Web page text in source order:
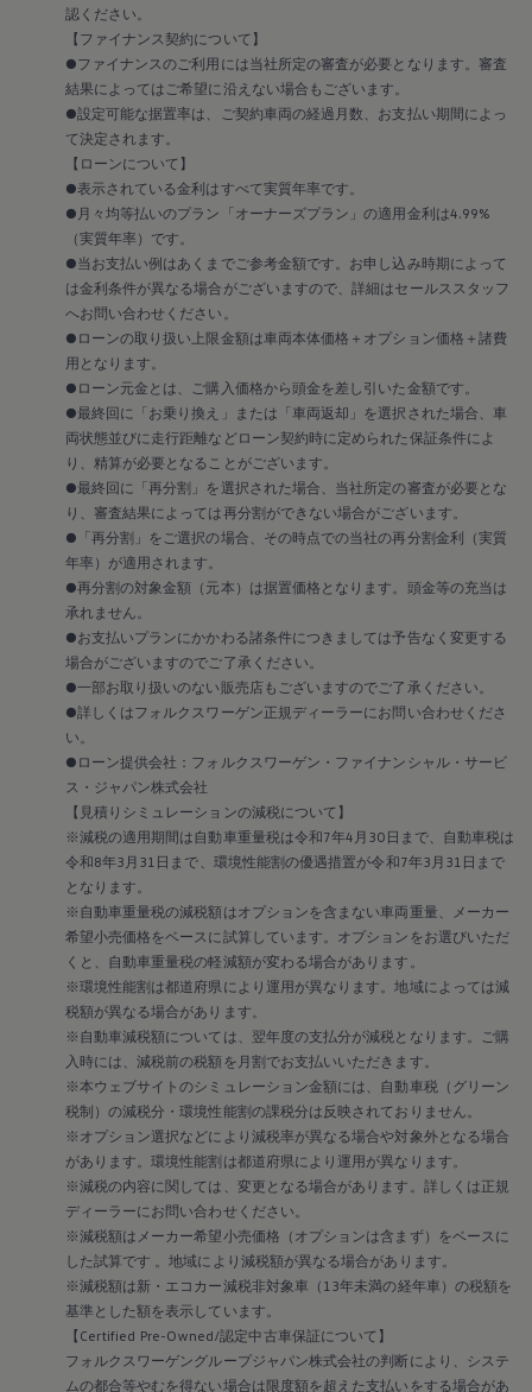
認ください。
【ファイナンス契約について】
●ファイナンスのご利用には当社所定の審査が必要となります。審査
結果によってはご希望に沿えない場合もございます。
●設定可能な据置率は、ご契約車両の経過月数、お支払い期間によっ
て決定されます。
【ローンについて】
●表示されている金利はすべて実質年率です。
●月々均等払いのプラン「オーナーズプラン」の適用金利は4.99%
（実質年率）です。
●当お支払い例はあくまでご参考金額です。お申し込み時期によって
は金利条件が異なる場合がございますので、詳細はセールススタッフ
へお問い合わせください。
●ローンの取り扱い上限金額は車両本体価格＋オプション価格＋諸費
用となります。
●ローン元金とは、ご購入価格から頭金を差し引いた金額です。
●最終回に「お乗り換え」または「車両返却」を選択された場合、車
両状態並びに走行距離などローン契約時に定められた保証条件によ
り、精算が必要となることがございます。
●最終回に「再分割」を選択された場合、当社所定の審査が必要とな
り、審査結果によっては再分割ができない場合がございます。
●「再分割」をご選択の場合、その時点での当社の再分割金利（実質
年率）が適用されます。
●再分割の対象金額（元本）は据置価格となります。頭金等の充当は
承れません。
●お支払いプランにかかわる諸条件につきましては予告なく変更する
場合がございますのでご了承ください。
●一部お取り扱いのない販売店もございますのでご了承ください。
●詳しくはフォルクスワーゲン正規ディーラーにお問い合わせくださ
い。
●ローン提供会社：フォルクスワーゲン・ファイナンシャル・サービ
ス・ジャパン株式会社
【見積りシミュレーションの減税について】
※減税の適用期間は自動車重量税は令和7年4月30日まで、自動車税は
令和8年3月31日まで、環境性能割の優遇措置が令和7年3月31日まで
となります。
※自動車重量税の減税額はオプションを含まない車両重量、メーカー
希望小売価格をベースに試算しています。オプションをお選びいただ
くと、自動車重量税の軽減額が変わる場合があります。
※環境性能割は都道府県により運用が異なります。地域によっては減
税額が異なる場合があります。
※自動車減税額については、翌年度の支払分が減税となります。ご購
入時には、減税前の税額を月割でお支払いいただきます。
※本ウェブサイトのシミュレーション金額には、自動車税（グリーン
税制）の減税分・環境性能割の課税分は反映されておりません。
※オプション選択などにより減税率が異なる場合や対象外となる場合
があります。環境性能割は都道府県により運用が異なります。
※減税の内容に関しては、変更となる場合があります。詳しくは正規
ディーラーにお問い合わせください。
※減税額はメーカー希望小売価格（オプションは含まず）をベースに
した試算です 。地域により減税額が異なる場合があります。
※減税額は新・エコカー減税非対象車（13年未満の経年車）の税額を
基準とした額を表示しています。
【Certified Pre-Owned/認定中古車保証について】
フォルクスワーゲングループジャパン株式会社の判断により、システ
ムの都合等やむを得ない場合は限度額を超えた支払いをする場合があ